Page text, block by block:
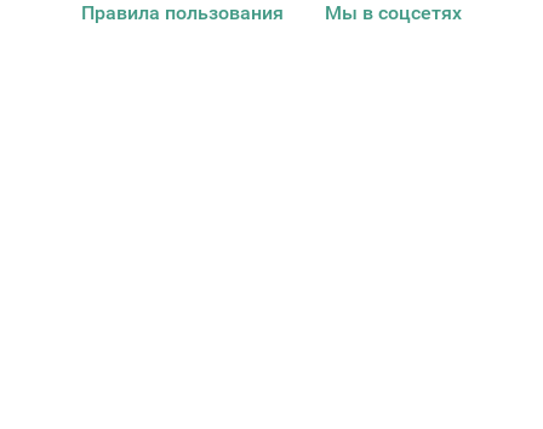
Правила пользования Мы в соцсетях